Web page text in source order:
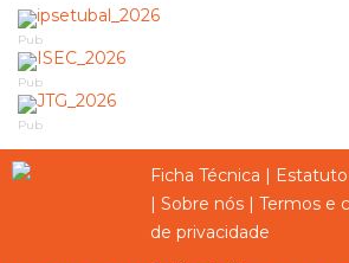
Pub
Pub
Pub
Ficha Técnica |
| Sobre nós | Termos e
de privacidade